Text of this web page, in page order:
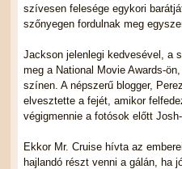
szívesen felesége egykori
szőnyegen fordulnak meg
Jackson jelenlegi kedvesével, a
meg a National Movie Awards-
színen. A népszerű blogger,
elvesztette a fejét, amikor
végigmennie a fotósok előtt Josh-
Ekkor Mr. Cruise hívta az
hajlandó részt venni a gálán, ha